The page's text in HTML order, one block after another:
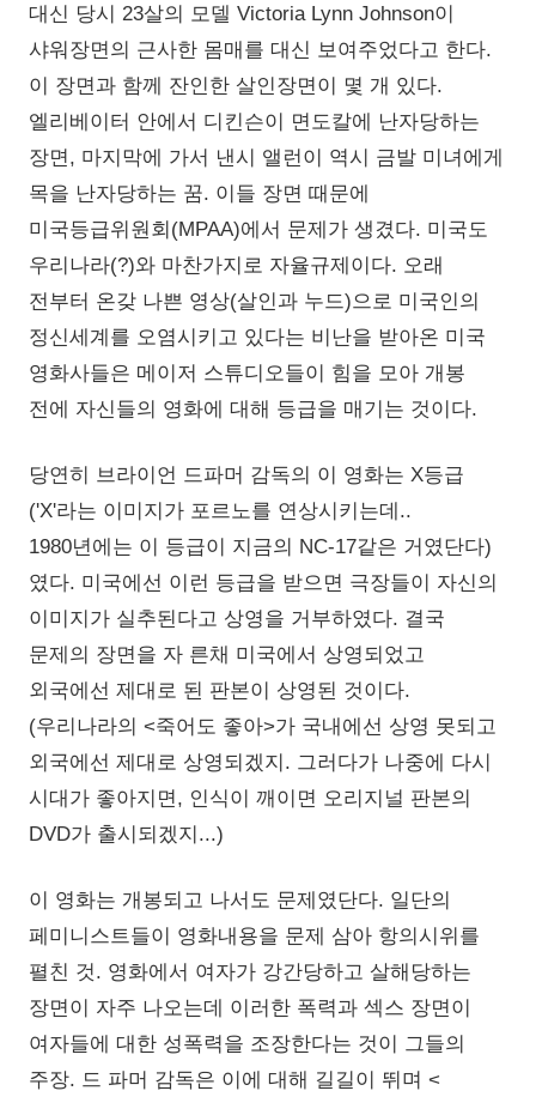
대신 당시 23살의 모델 Victoria Lynn Johnson이
샤워장면의 근사한 몸매를 대신 보여주었다고 한다.
이 장면과 함께 잔인한 살인장면이 몇 개 있다.
엘리베이터 안에서 디킨슨이 면도칼에 난자당하는
장면, 마지막에 가서 낸시 앨런이 역시 금발 미녀에게
목을 난자당하는 꿈. 이들 장면 때문에
미국등급위원회(MPAA)에서 문제가 생겼다. 미국도
우리나라(?)와 마찬가지로 자율규제이다. 오래
전부터 온갖 나쁜 영상(살인과 누드)으로 미국인의
정신세계를 오염시키고 있다는 비난을 받아온 미국
영화사들은 메이저 스튜디오들이 힘을 모아 개봉
전에 자신들의 영화에 대해 등급을 매기는 것이다.
당연히 브라이언 드파머 감독의 이 영화는 X등급
('X'라는 이미지가 포르노를 연상시키는데..
1980년에는 이 등급이 지금의 NC-17같은 거였단다)
였다. 미국에선 이런 등급을 받으면 극장들이 자신의
이미지가 실추된다고 상영을 거부하였다. 결국
문제의 장면을 자 른채 미국에서 상영되었고
외국에선 제대로 된 판본이 상영된 것이다.
(우리나라의 <죽어도 좋아>가 국내에선 상영 못되고
외국에선 제대로 상영되겠지. 그러다가 나중에 다시
시대가 좋아지면, 인식이 깨이면 오리지널 판본의
DVD가 출시되겠지...)
이 영화는 개봉되고 나서도 문제였단다. 일단의
페미니스트들이 영화내용을 문제 삼아 항의시위를
펼친 것. 영화에서 여자가 강간당하고 살해당하는
장면이 자주 나오는데 이러한 폭력과 섹스 장면이
여자들에 대한 성폭력을 조장한다는 것이 그들의
주장. 드 파머 감독은 이에 대해 길길이 뛰며 <